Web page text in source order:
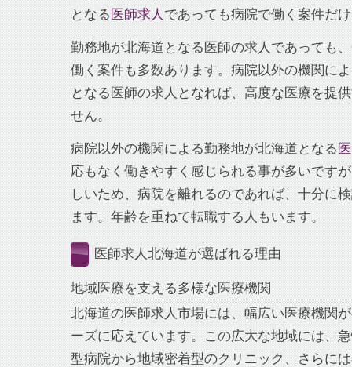
となる 医師求人 であっても病院で働く案件だ
勤務地が北海道となる医師の求人であっても
働く案件も多数あります。病院以外の機関に
となる医師の求人となれば、高度な医療を提
せん。
病院以外の機関による勤務地が北海道となる
応もなく働きやすく感じられる事が多いです
しいため、病院を離れるのであれば、十分に
ます。年齢を重ねて転職する人もいます。
医師求人北海道が選ばれる理由
地域医療を支える多様な医療機関
北海道の医師求人市場には、幅広い医療機関
ーズに応えています。この広大な地域には、
型病院から地域密着型のクリニック、さらに